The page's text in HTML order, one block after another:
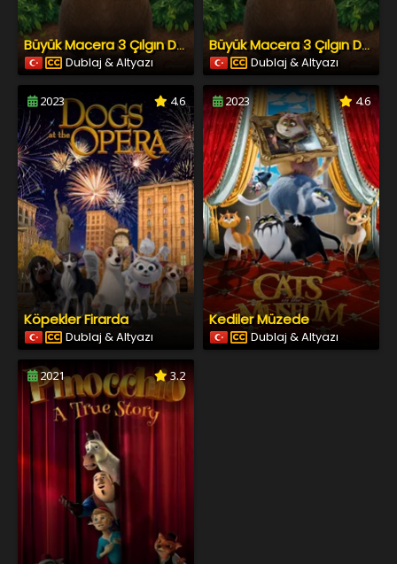
Büyük Macera 3 Çılgın Dostlar
Dublaj & Altyazı
Büyük Macera 3 Çılgın Dostlar
Dublaj & Altyazı
2023 4.6
Köpekler Firarda
Dublaj & Altyazı
2023 4.6
Kediler Müzede
Dublaj & Altyazı
2021 3.2